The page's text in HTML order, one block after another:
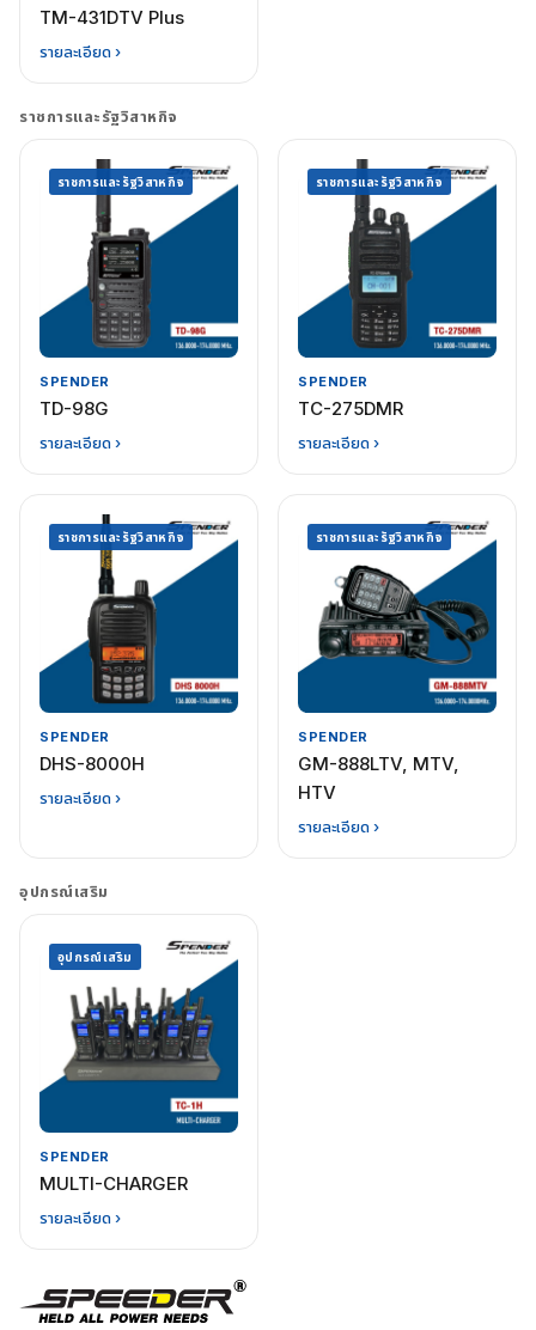
TM-431DTV Plus
รายละเอียด ›
ราชการและรัฐวิสาหกิจ
ราชการและรัฐวิสาหกิจ
SPENDER
TD-98G
รายละเอียด ›
ราชการและรัฐวิสาหกิจ
SPENDER
TC-275DMR
รายละเอียด ›
ราชการและรัฐวิสาหกิจ
SPENDER
DHS-8000H
รายละเอียด ›
ราชการและรัฐวิสาหกิจ
SPENDER
GM-888LTV, MTV,
HTV
รายละเอียด ›
อุปกรณ์เสริม
อุปกรณ์เสริม
SPENDER
MULTI-CHARGER
รายละเอียด ›